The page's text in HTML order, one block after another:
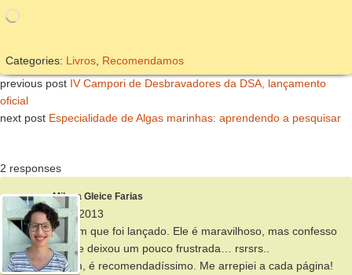
Carregando...
Categories: Livros Recomendamos
previous post IV Campori de Desbravadores da DSA, lançamento
oficial
next post Especialidade de Algas marinhas: aprendendo a pesquisar
2 responses
Milena Gleice Farias
6 de abril de 2013
Li o livro assim que foi lançado. Ele é maravilhoso, mas confesso
que o final me deixou um pouco frustrada… rsrsrs..
Mesmo assim, é recomendadíssimo. Me arrepiei a cada página!